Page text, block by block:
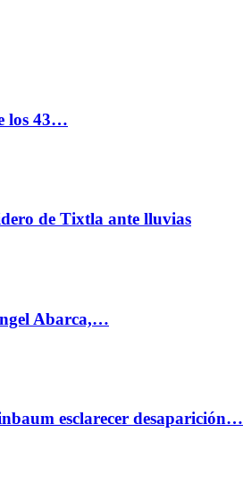
los 43…
de Tixtla ante lluvias
Abarca,…
esclarecer desaparición…